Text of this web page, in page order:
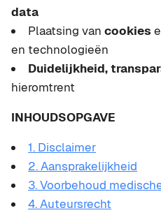
data
Plaatsing van cookies
en technologieën
Duidelijkheid,
hieromtrent
INHOUDSOPGAVE
1. Disclaimer
2. Aansprakelijkheid
3. Voorbehoud
4. Auteursrecht